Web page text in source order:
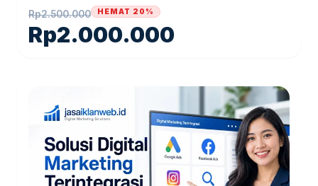
Rp2.500.000
Rp2.000.000
HEMAT 20%